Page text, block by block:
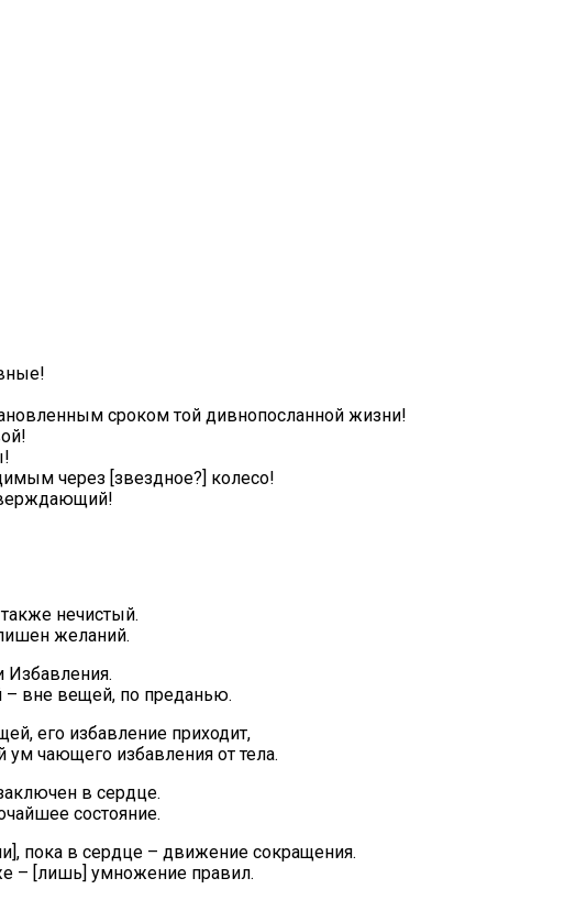
сроком той дивнопосланной жизни!
через [звездное?] колесо!
нечистый.
желаний.
Избавления.
– вне вещей, по преданью.
его избавление приходит,
чающего избавления от тела.
в сердце.
состояние.
пока в сердце – движение сокращения.
– [лишь] умножение правил.